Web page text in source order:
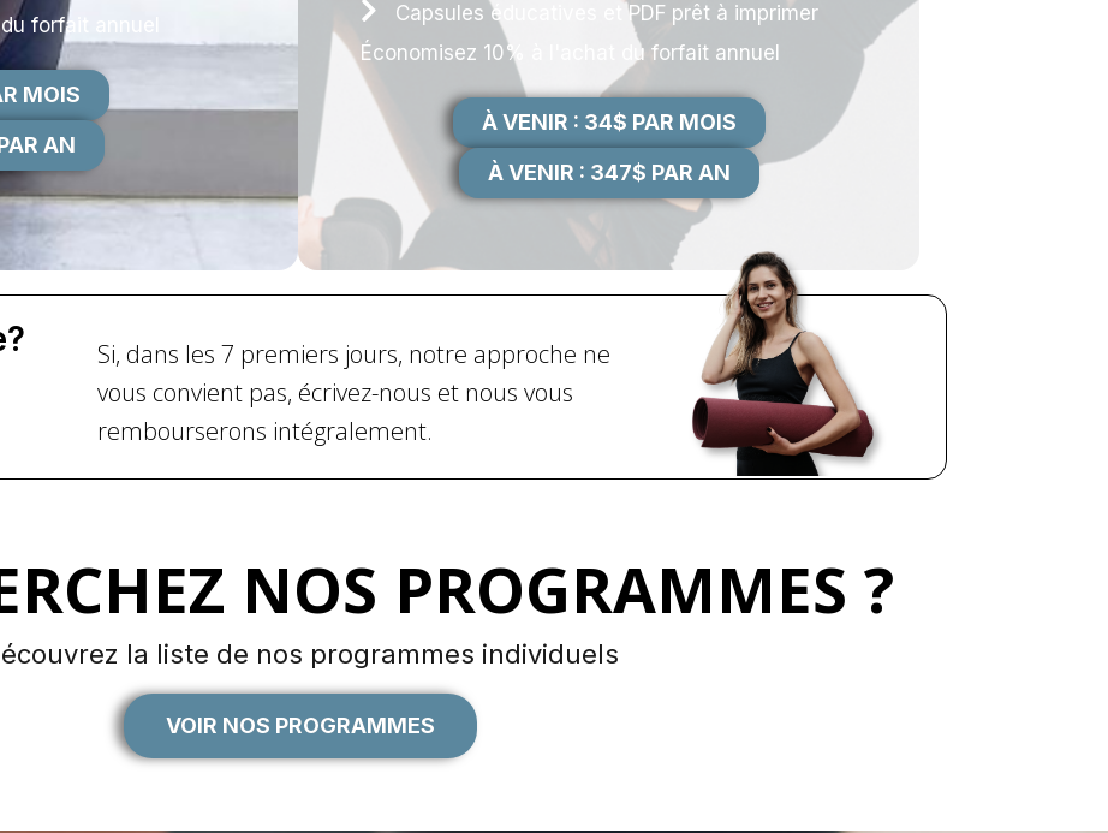
forfait annuel
MOIS
AN
Capsules éducatives et PDF prêt à imprimer
Économisez 10% à l'achat du forfait annuel ​
À VENIR : 34$ PAR MOIS
À VENIR : 347$ PAR AN
Si, dans les 7 premiers jours, notre approche ne
vous convient pas, écrivez-nous et nous vous
rembourserons intégralement.
NOS PROGRAMMES​ ?
la liste de nos programmes individuels
VOIR NOS PROGRAMMES